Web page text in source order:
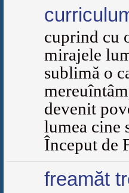
cuprind cu
mirajele
sublimă o
devenit
lumea cine
Început de
freamăt